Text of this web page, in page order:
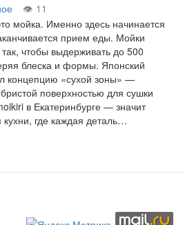
11
мойка. Именно здесь начинается
прием еды. Мойки
чтобы выдерживать до 500
блеска и формы. Японский
концепцию «сухой зоны» —
поверхностью для сушки
в Екатеринбурге — значит
кухни, где каждая деталь…